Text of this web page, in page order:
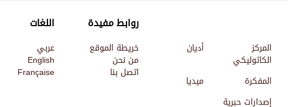
المركز
الكاثوليكي
أديان
المفكرة
ميديا
إصدارات حبرية
روابط مفيدة
خريطة الموقع
من نحن
اتصل بنا
اللغات
عربي
English
Française